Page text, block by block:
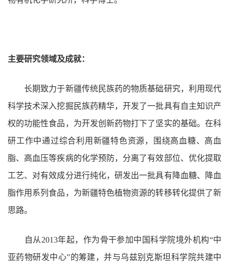
主要研究领域及成就：
长期致力于新疆传统民族药的物质基础研究，利用现代
科学技术深入挖掘民族药精华，开发了一批具有自主知识产
权的功能性食品，为开发创新药物打下了坚实的基础。在科
研工作中通过综合利用新疆特色资源，围绕高血糖、高血
脂、高血压等疾病的化学预防，分离了有效部位、优化提取
工艺、对有效成分进行纯化，研发出一批具有降血糖、降血
脂作用系列食品，为新疆特色植物资源的转移转化提供了新
思路。
自从2013年起，作为骨干参加中国科学院境外机构“中
亚药物研发中心”的筹建，并与乌兹别克斯坦科学院共建中